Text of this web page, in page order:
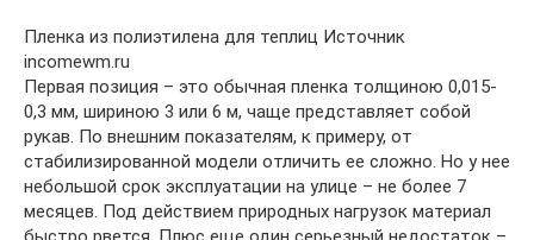
Пленка из полиэтилена для теплиц Источник
incomewm.ru
Первая позиция – это обычная пленка толщиною 0,015-
0,3 мм, шириною 3 или 6 м, чаще представляет собой
рукав. По внешним показателям, к примеру, от
стабилизированной модели отличить ее сложно. Но у нее
небольшой срок эксплуатации на улице – не более 7
месяцев. Под действием природных нагрузок материал